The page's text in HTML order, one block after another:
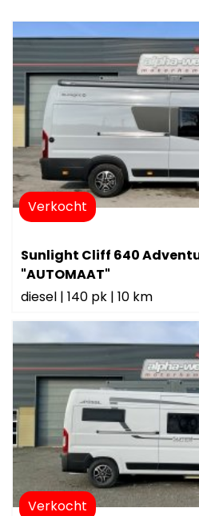
Verkocht
Sunlight Cliff 640
"AUTOMAAT"
diesel | 140 pk | 10 km
Verkocht